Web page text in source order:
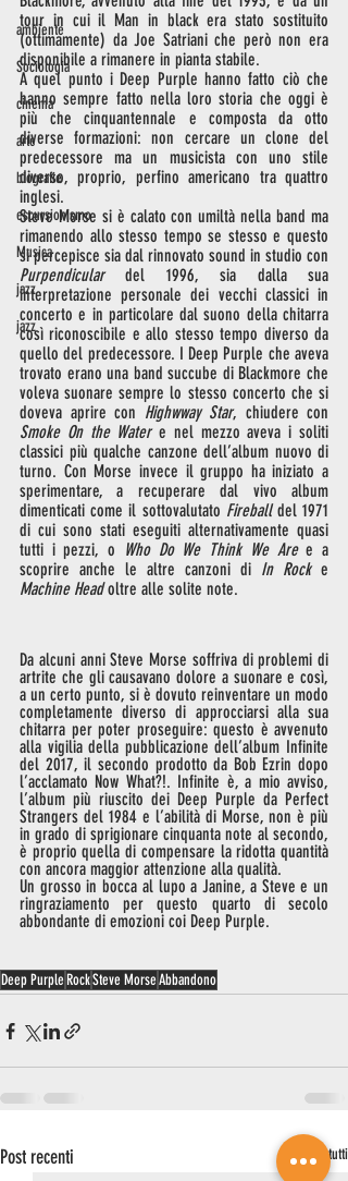
ambiente
Sociologia
cinema
arte
biografie
escursionismo
Musica
jazz
jazz
tour in cui il Man in black era stato sostituito
(ottimamente) da Joe Satriani che però non era
disponibile a rimanere in pianta stabile.
A quel punto i Deep Purple hanno fatto ciò che
hanno sempre fatto nella loro storia che oggi è
più che cinquantennale e composta da otto
diverse formazioni: non cercare un clone del
predecessore ma un musicista con uno stile
diverso, proprio, perfino americano tra quattro
inglesi.
Steve Morse si è calato con umiltà nella band ma
rimanendo allo stesso tempo se stesso e questo
si percepisce sia dal rinnovato sound in studio con
Purpendicular del 1996, sia dalla sua
interpretazione personale dei vecchi classici in
concerto e in particolare dal suono della chitarra
così riconoscibile e allo stesso tempo diverso da
quello del predecessore. I Deep Purple che aveva
trovato erano una band succube di Blackmore che
voleva suonare sempre lo stesso concerto che si
doveva aprire con Highwway Star
Smoke On the Water e nel mezzo aveva i soliti
classici più qualche canzone dell’album nuovo di
turno. Con Morse invece il gruppo ha iniziato a
sperimentare, a recuperare dal vivo album
dimenticati come il sottovalutato Fireball del 1971
di cui sono stati eseguiti alternativamente quasi
tutti i pezzi, o Who Do We Think We Are e a
scoprire anche le altre canzoni di In Rock
Machine Head oltre alle solite note.
Da alcuni anni Steve Morse soffriva di problemi di
artrite che gli causavano dolore a suonare e così,
a un certo punto, si è dovuto reinventare un modo
completamente diverso di approcciarsi alla sua
chitarra per poter proseguire: questo è avvenuto
alla vigilia della pubblicazione dell’album Infinite
del 2017, il secondo prodotto da Bob Ezrin dopo
l’acclamato Now What?!. Infinite è, a mio avviso,
l’album più riuscito dei Deep Purple da Perfect
Strangers del 1984 e l’abilità di Morse, non è più
in grado di sprigionare cinquanta note al secondo,
è proprio quella di compensare la ridotta quantità
con ancora maggior attenzione alla qualità.
Un grosso in bocca al lupo a Janine, a Steve e un
ringraziamento per questo quarto di secolo
abbondante di emozioni coi Deep Purple.
Deep Purple RockSteve MorseAbbandono
Post recenti Mostra tutti